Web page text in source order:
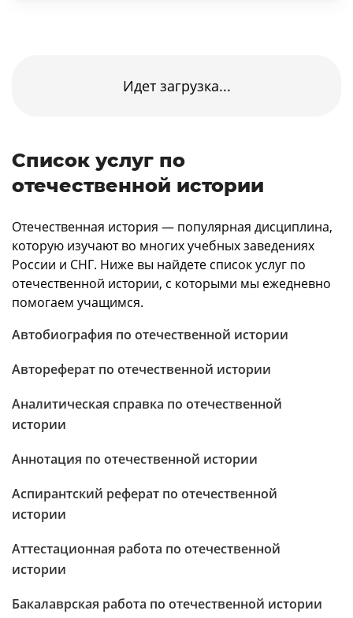
Идет загрузка...
Список услуг по
отечественной истории
Отечественная история — популярная дисциплина,
которую изучают во многих учебных заведениях
России и СНГ. Ниже вы найдете список услуг по
отечественной истории, с которыми мы ежедневно
помогаем учащимся.
Автобиография по отечественной истории
Автореферат по отечественной истории
Аналитическая справка по отечественной
истории
Аннотация по отечественной истории
Аспирантский реферат по отечественной
истории
Аттестационная работа по отечественной
истории
Бакалаврская работа по отечественной истории